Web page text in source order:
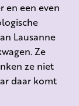
en een even
Lausanne
Ze
ze niet
daar komt